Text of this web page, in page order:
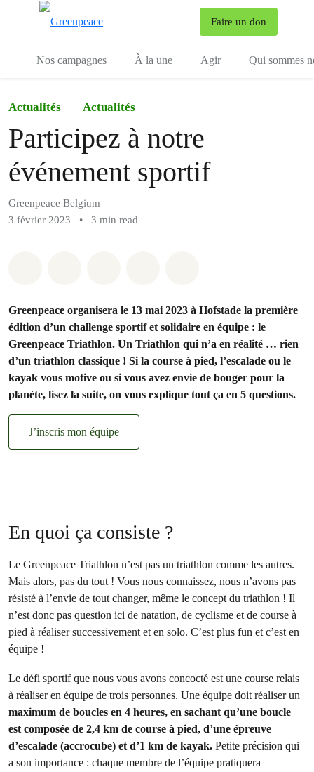
Faire un don
Nos campagnes À la une Agir Qui sommes
Actualités Actualités
Participez à notre
événement sportif
Greenpeace Belgium
3 février 2023
• 3 min read
Greenpeace organisera le 13 mai 2023 à Hofstade la première
édition d’un challenge sportif et solidaire en équipe : le
Greenpeace Triathlon. Un Triathlon qui n’a en réalité … rien
d’un triathlon classique ! Si la course à pied, l’escalade ou le
kayak vous motive ou si vous avez envie de bouger pour la
planète, lisez la suite, on vous explique tout ça en 5 questions.
J’inscris mon équipe
En quoi ça consiste ?
Le Greenpeace Triathlon n’est pas un triathlon comme les autres.
Mais alors, pas du tout ! Vous nous connaissez, nous n’avons pas
résisté à l’envie de tout changer, même le concept du triathlon ! Il
n’est donc pas question ici de natation, de cyclisme et de course à
pied à réaliser successivement et en solo. C’est plus fun et c’est en
équipe !
Le défi sportif que nous vous avons concocté est une course relais
à réaliser en équipe de trois personnes. Une équipe doit réaliser un
maximum de boucles en 4 heures, en sachant qu’une boucle
est composée de 2,4 km de course à pied, d’une épreuve
d’escalade (accrocube) et d’1 km de kayak. Petite précision qui
a son importance : chaque membre de l’équipe pratiquera